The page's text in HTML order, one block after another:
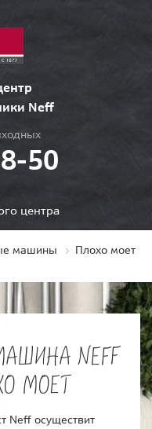
Neff
50
центра
машины
Плохо моет
NEFF
МОЕТ
Neff осуществит